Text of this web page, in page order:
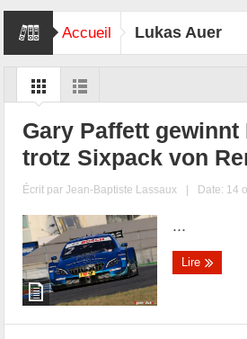
Accueil Lukas Auer
Gary Paffett gewinnt
trotz Sixpack von
Écrit parJean-Baptiste Lassaux | Date: 14
...
Lire